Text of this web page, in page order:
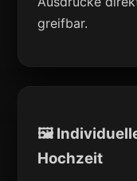
greifbar.
🖼
Hochzeit